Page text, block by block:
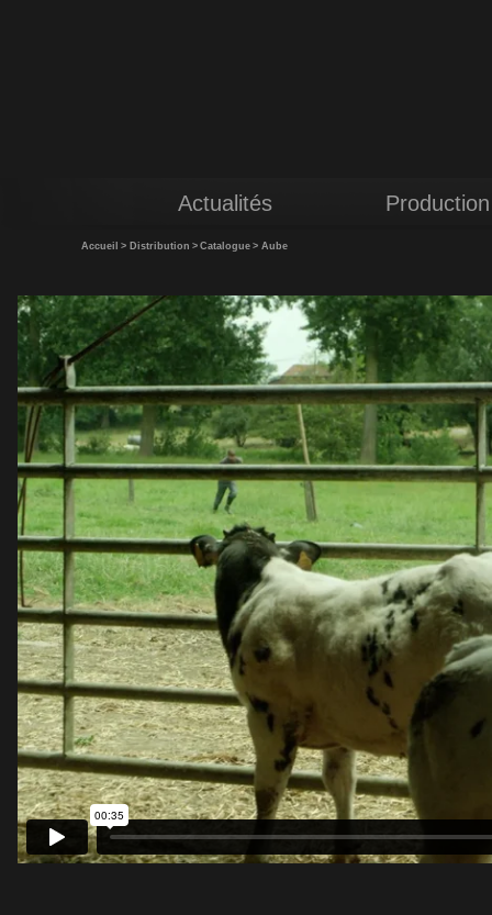
Actualités Production
Accueil > Distribution > Catalogue > Aube